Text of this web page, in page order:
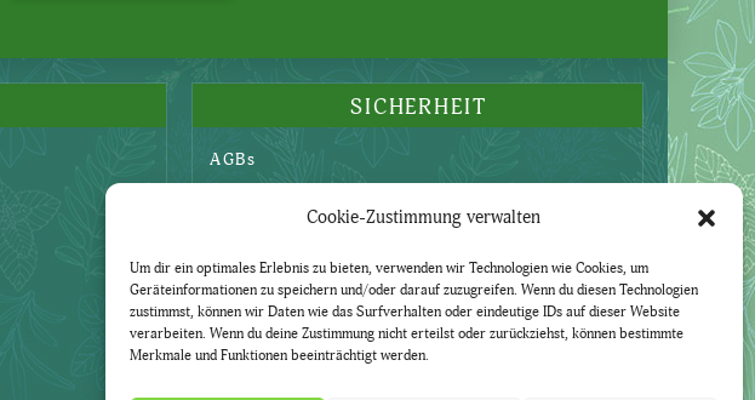
Cookie-Zustimmung verwalten
Um dir ein optimales Erlebnis zu bieten, verwenden wir Technologien wie Cookies, um
Geräteinformationen zu speichern und/oder darauf zuzugreifen. Wenn du diesen Technologien
zustimmst, können wir Daten wie das Surfverhalten oder eindeutige IDs auf dieser Website
verarbeiten. Wenn du deine Zustimmung nicht erteilst oder zurückziehst, können bestimmte
Merkmale und Funktionen beeinträchtigt werden.
SICHERHEIT
AGBs
Impressum